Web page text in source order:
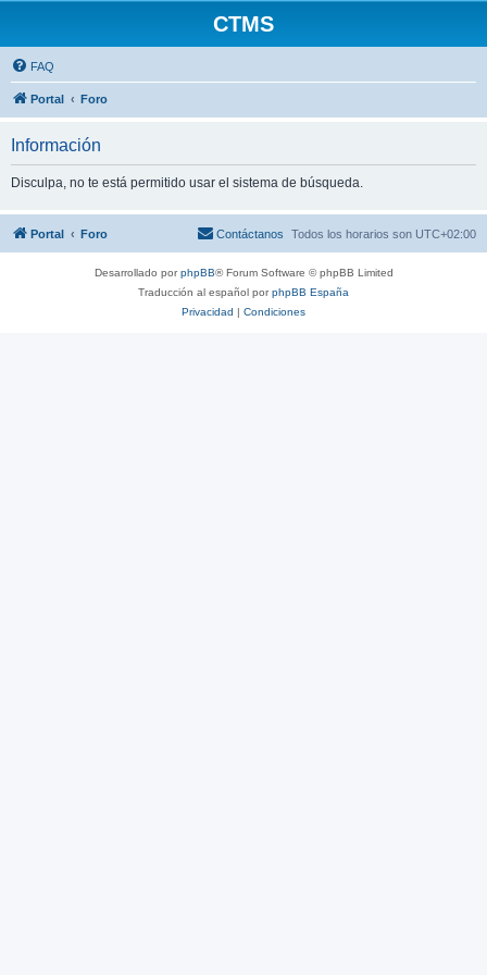
CTMS
FAQ
Portal Foro
Información
Disculpa, no te está permitido usar el sistema de búsqueda.
Portal Foro Todos los horarios son UTC+02:00
Contáctanos
Desarrollado porphpBB® Forum Software © phpBB Limited
Traducción al español porphpBB España
Privacidad | Condiciones